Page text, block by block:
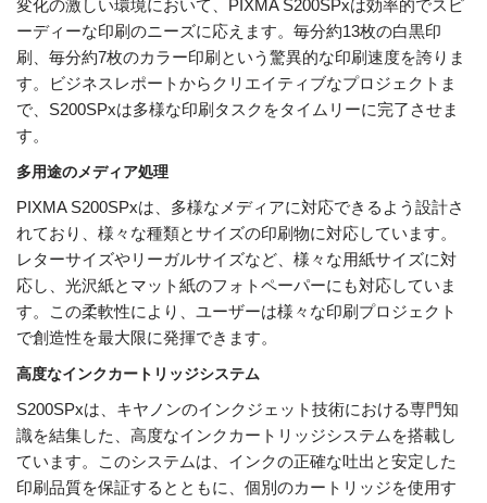
変化の激しい環境において、PIXMA S200SPxは効率的でスピ
ーディーな印刷のニーズに応えます。毎分約13枚の白黒印
刷、毎分約7枚のカラー印刷という驚異的な印刷速度を誇りま
す。ビジネスレポートからクリエイティブなプロジェクトま
で、S200SPxは多様な印刷タスクをタイムリーに完了させま
す。
多用途のメディア処理
PIXMA S200SPxは、多様なメディアに対応できるよう設計さ
れており、様々な種類とサイズの印刷物に対応しています。
レターサイズやリーガルサイズなど、様々な用紙サイズに対
応し、光沢紙とマット紙のフォトペーパーにも対応していま
す。この柔軟性により、ユーザーは様々な印刷プロジェクト
で創造性を最大限に発揮できます。
高度なインクカートリッジシステム
S200SPxは、キヤノンのインクジェット技術における専門知
識を結集した、高度なインクカートリッジシステムを搭載し
ています。このシステムは、インクの正確な吐出と安定した
印刷品質を保証するとともに、個別のカートリッジを使用す